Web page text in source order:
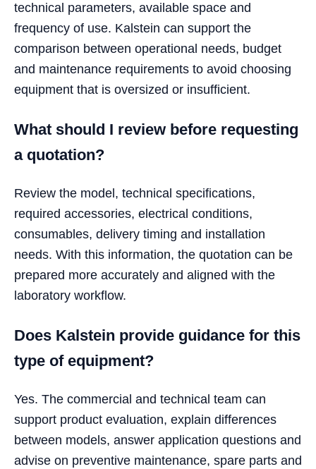
technical parameters, available space and
frequency of use. Kalstein can support the
comparison between operational needs, budget
and maintenance requirements to avoid choosing
equipment that is oversized or insufficient.
What should I review before requesting
a quotation?
Review the model, technical specifications,
required accessories, electrical conditions,
consumables, delivery timing and installation
needs. With this information, the quotation can be
prepared more accurately and aligned with the
laboratory workflow.
Does Kalstein provide guidance for this
type of equipment?
Yes. The commercial and technical team can
support product evaluation, explain differences
between models, answer application questions and
advise on preventive maintenance, spare parts and